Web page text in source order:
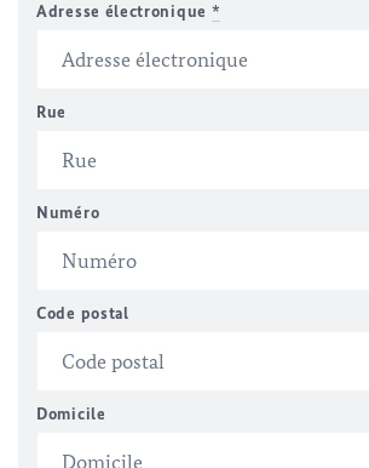
Adresse électronique *
Rue
Numéro
Code postal
Domicile